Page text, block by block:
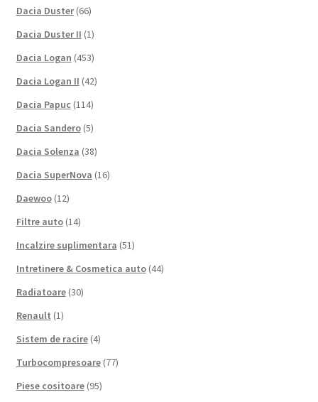
Dacia Duster (66)
Dacia Duster II (1)
Dacia Logan (453)
Dacia Logan II (42)
Dacia Papuc (114)
Dacia Sandero (5)
Dacia Solenza (38)
Dacia SuperNova (16)
Daewoo (12)
Filtre auto (14)
Incalzire suplimentara (51)
Intretinere & Cosmetica auto (44)
Radiatoare (30)
Renault (1)
Sistem de racire (4)
Turbocompresoare (77)
Piese cositoare (95)